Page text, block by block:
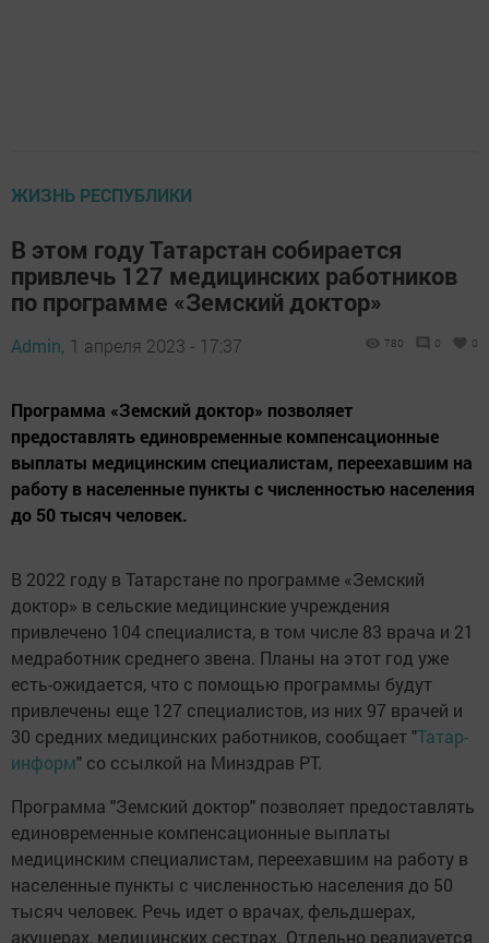
ЖИЗНЬ РЕСПУБЛИКИ
В этом году Татарстан собирается
привлечь 127 медицинских работников
по программе «Земский доктор»
Admin, 1 апреля 2023 - 17:37 780 0 0
Программа «Земский доктор» позволяет
предоставлять единовременные компенсационные
выплаты медицинским специалистам, переехавшим на
работу в населенные пункты с численностью населения
до 50 тысяч человек.
В 2022 году в Татарстане по программе «Земский
доктор» в сельские медицинские учреждения
привлечено 104 специалиста, в том числе 83 врача и 21
медработник среднего звена. Планы на этот год уже
есть-ожидается, что с помощью программы будут
привлечены еще 127 специалистов, из них 97 врачей и
30 средних медицинских работников, сообщает "Татар-
информ" со ссылкой на Минздрав РТ.
Программа "Земский доктор" позволяет предоставлять
единовременные компенсационные выплаты
медицинским специалистам, переехавшим на работу в
населенные пункты с численностью населения до 50
тысяч человек. Речь идет о врачах, фельдшерах,
акушерах, медицинских сестрах. Отдельно реализуется